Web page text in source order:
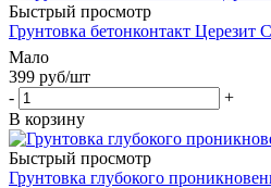
Быстрый просмотр
Грунтовка бетонконтакт Церезит
Мало
399 руб/шт
-
+
В корзину
Быстрый просмотр
Грунтовка глубокого